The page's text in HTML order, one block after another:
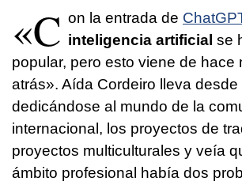
«C on la entrada de
inteligencia artificial se
popular, pero esto viene de hace
atrás». Aída Cordeiro lleva desde
dedicándose al mundo de la
internacional, los proyectos de
proyectos multiculturales y veía
ámbito profesional había dos